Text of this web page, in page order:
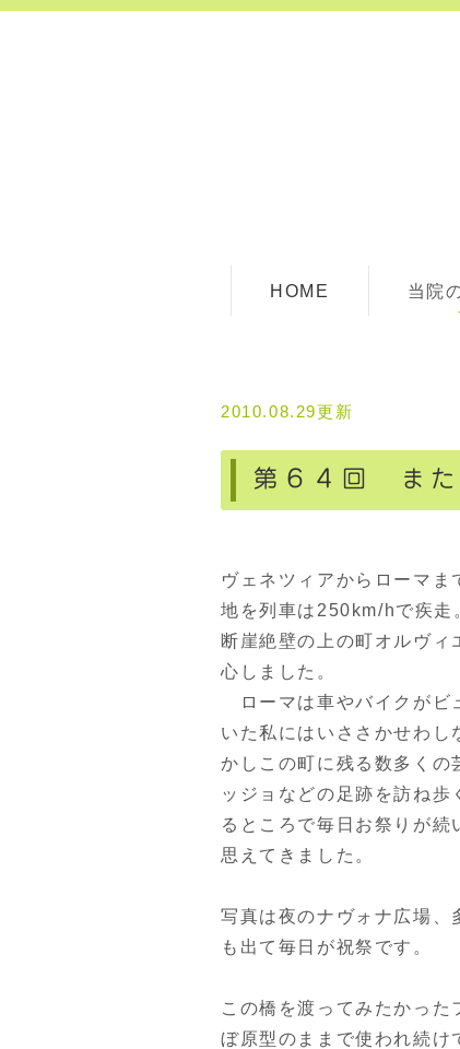
HOME 当院
2010.08.29更新
第６４回 また
ヴェネツィアからローマ
地を列車は250km/hで疾走
断崖絶壁の上の町オルヴ
心しました。
ローマは車やバイクがビ
いた私にはいささかせわし
かしこの町に残る数多くの
ッジョなどの足跡を訪ね
るところで毎日お祭りが続
思えてきました。
写真は夜のナヴォナ広場、
も出て毎日が祝祭です。
この橋を渡ってみたかった
ぼ原型のままで使われ続け